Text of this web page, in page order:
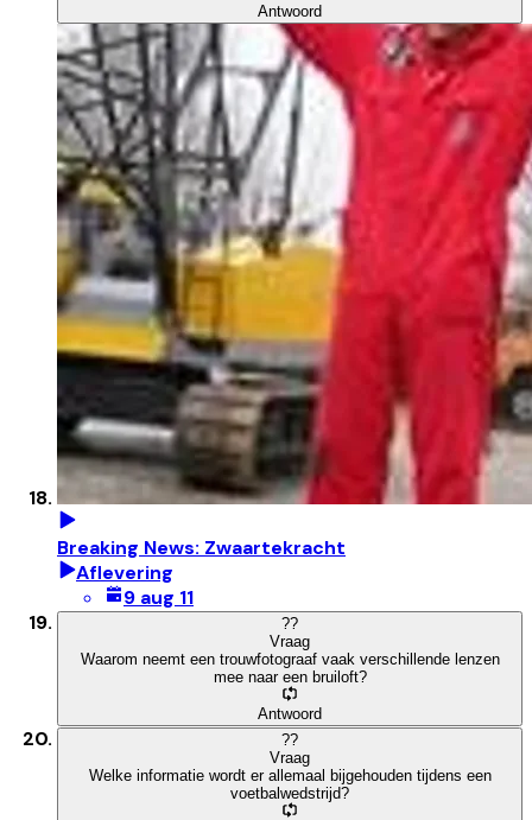
Antwoord
Breaking News: Zwaartekracht
Aflevering
9 aug 11
??
Vraag
Waarom neemt een trouwfotograaf vaak verschillende lenzen
mee naar een bruiloft?
Antwoord
??
Vraag
Welke informatie wordt er allemaal bijgehouden tijdens een
voetbalwedstrijd?